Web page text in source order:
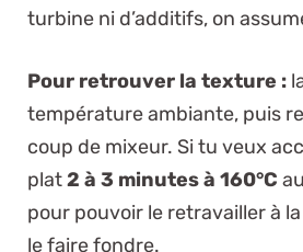
turbine ni d’additifs, on
Pour retrouver la texture :
température ambiante, puis
coup de mixeur. Si tu veux
plat2 à 3 minutes à 160°C
pour pouvoir le retravailler à
le faire fondre.